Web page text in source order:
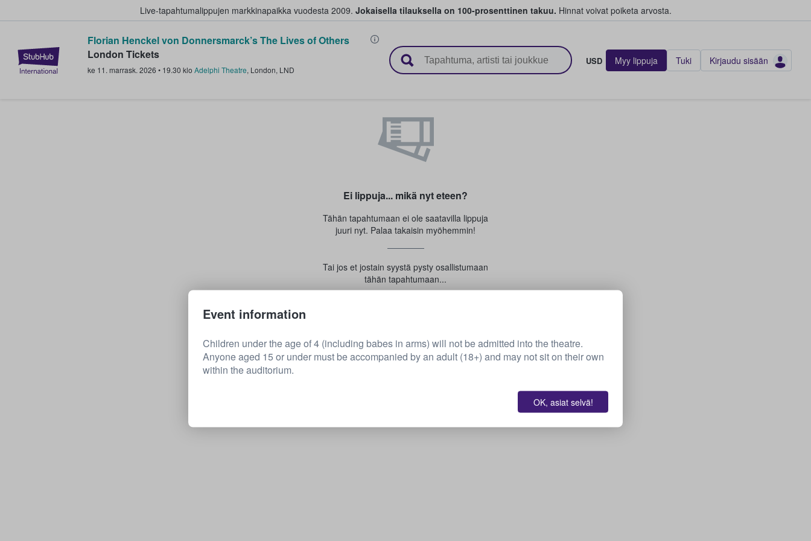
Live-tapahtumalippujen markkinapaikka vuodesta 2009. Jokaisella tilauksella on 100-prosenttinen takuu. Hinnat voivat poiketa arvosta.
StubHub - missä fanit ostavat ja myyvät lippuja
Florian Henckel von Donnersmarck’s The Lives of Others
London Tickets
ke 11. marrask. 2026 • 19.30 klo Adelphi Theatre, London, LND
USD Myy lippuja Tuki Kirjaudu sisään
Ei lippuja... mikä nyt eteen?
Tähän tapahtumaan ei ole saatavilla lippuja
juuri nyt. Palaa takaisin myöhemmin!
Tai jos et jostain syystä pysty osallistumaan
tähän tapahtumaan...
Event information
Children under the age of 4 (including babes in arms) will not be admitted into the theatre.
Anyone aged 15 or under must be accompanied by an adult (18+) and may not sit on their own
within the auditorium.
OK, asiat selvä!